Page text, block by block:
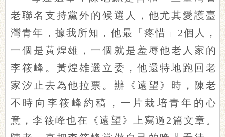
老聯名支持黨外的候選人，他尤其愛護臺
灣青年，據我所知，他最「疼惜」2個人，
一個是黃煌雄，一個就是羞辱他老人家的
李筱峰。黃煌雄選立委，他還特地跑回老
家汐止去為他拉票。辦《遠望》時，陳老
不時向李筱峰約稿，一片栽培青年的心
意，李筱峰也在《遠望》上寫過2篇文章。